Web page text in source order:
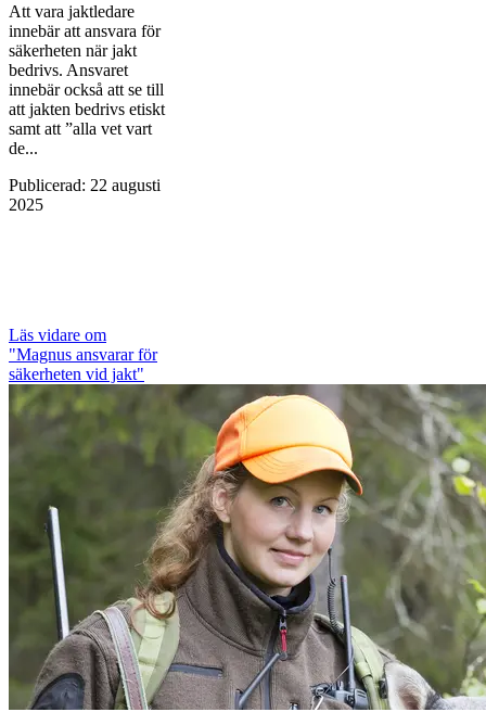
Att vara jaktledare
innebär att ansvara för
säkerheten när jakt
bedrivs. Ansvaret
innebär också att se till
att jakten bedrivs etiskt
samt att ”alla vet vart
de...
Publicerad: 22 augusti
2025
Läs vidare om
"Magnus ansvarar för
säkerheten vid jakt"